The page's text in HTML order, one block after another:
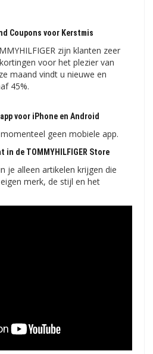
Coupons voor Kerstmis
zijn klanten zeer
voor het plezier van
maand vindt u nieuwe en
45%.
voor iPhone en Android
geen mobiele app.
in de TOMMYHILFIGER Store
je alleen artikelen krijgen die
merk, de stijl en het